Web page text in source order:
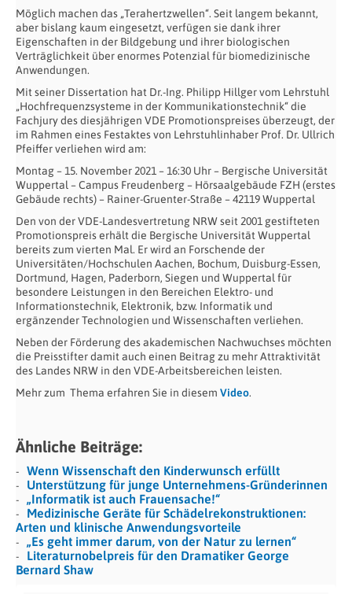
Möglich machen das „Terahertzwellen“. Seit langem bekannt,
aber bislang kaum eingesetzt, verfügen sie dank ihrer
Eigenschaften in der Bildgebung und ihrer biologischen
Verträglichkeit über enormes Potenzial für biomedizinische
Anwendungen.
Mit seiner Dissertation hat Dr.-Ing. Philipp Hillger vom Lehrstuhl
„Hochfrequenzsysteme in der Kommunikationstechnik“ die
Fachjury des diesjährigen VDE Promotionspreises überzeugt, der
im Rahmen eines Festaktes von Lehrstuhlinhaber Prof. Dr. Ullrich
Pfeiffer verliehen wird am:
Montag – 15. November 2021 – 16:30 Uhr – Bergische Universität
Wuppertal – Campus Freudenberg – Hörsaalgebäude FZH (erstes
Gebäude rechts) – Rainer-Gruenter-Straße – 42119 Wuppertal
Den von der VDE-Landesvertretung NRW seit 2001 gestifteten
Promotionspreis erhält die Bergische Universität Wuppertal
bereits zum vierten Mal. Er wird an Forschende der
Universitäten/Hochschulen Aachen, Bochum, Duisburg-Essen,
Dortmund, Hagen, Paderborn, Siegen und Wuppertal für
besondere Leistungen in den Bereichen Elektro- und
Informationstechnik, Elektronik, bzw. Informatik und
ergänzender Technologien und Wissenschaften verliehen.
Neben der Förderung des akademischen Nachwuchses möchten
die Preisstifter damit auch einen Beitrag zu mehr Attraktivität
des Landes NRW in den VDE-Arbeitsbereichen leisten.
Mehr zum Thema erfahren Sie in diesem Video.
Ähnliche Beiträge:
Wenn Wissenschaft den Kinderwunsch erfüllt
Unterstützung für junge Unternehmens-Gründerinnen
„Informatik ist auch Frauensache!“
Medizinische Geräte für Schädelrekonstruktionen:
Arten und klinische Anwendungsvorteile
„Es geht immer darum, von der Natur zu lernen“
Literaturnobelpreis für den Dramatiker George
Bernard Shaw